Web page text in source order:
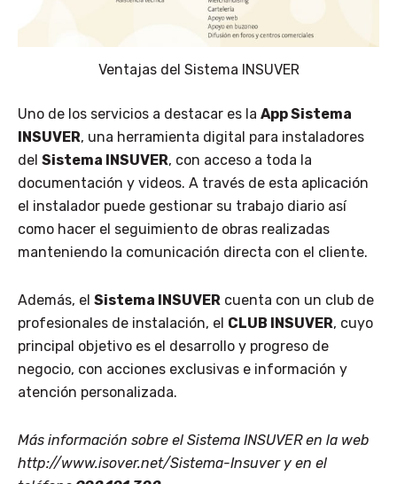
Ventajas del Sistema INSUVER
Uno de los servicios a destacar es la App Sistema
INSUVER, una herramienta digital para instaladores
del Sistema INSUVER, con acceso a toda la
documentación y videos. A través de esta aplicación
el instalador puede gestionar su trabajo diario así
como hacer el seguimiento de obras realizadas
manteniendo la comunicación directa con el cliente.
Además, el Sistema INSUVER cuenta con un club de
profesionales de instalación, el CLUB INSUVER, cuyo
principal objetivo es el desarrollo y progreso de
negocio, con acciones exclusivas e información y
atención personalizada.
Más información sobre el Sistema INSUVER en la web
http://www.isover.net/Sistema-Insuvery en el